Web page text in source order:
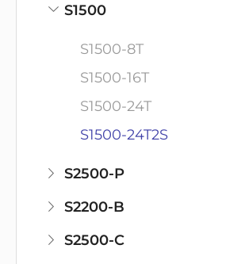
S1500
S1500-8T
S1500-16T
S1500-24T
S1500-24T2S
S2500-P
S2200-B
S2500-C